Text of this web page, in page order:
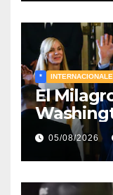
*
El
Milei y lo
05/08/2026